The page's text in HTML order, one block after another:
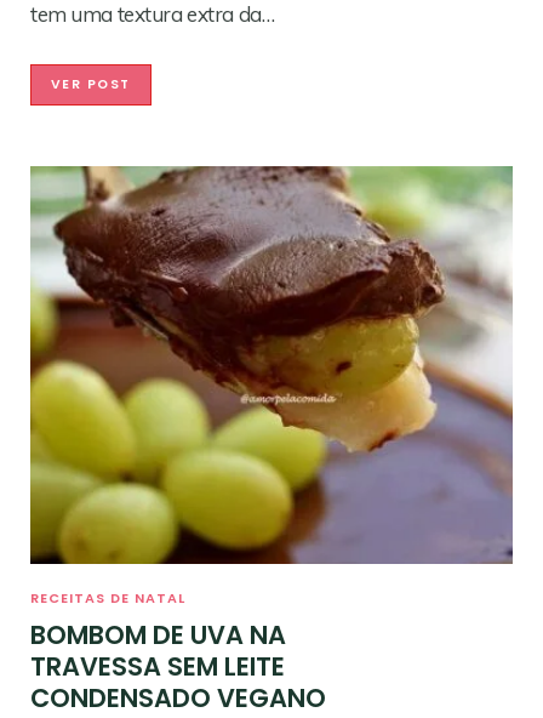
tem uma textura extra da…
VER POST
RECEITAS DE NATAL
BOMBOM DE UVA NA
TRAVESSA SEM LEITE
CONDENSADO VEGANO